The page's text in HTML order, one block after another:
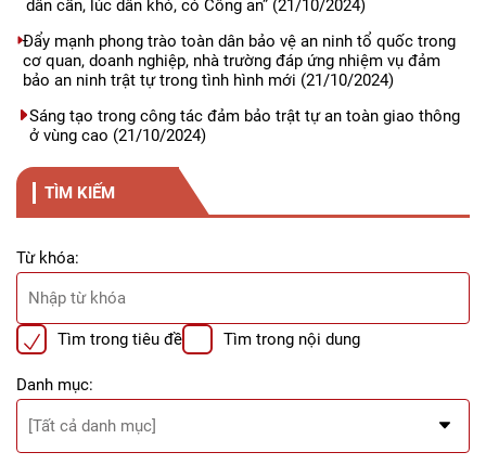
dân cần, lúc dân khó, có Công an” (21/10/2024)
Đẩy mạnh phong trào toàn dân bảo vệ an ninh tổ quốc trong
cơ quan, doanh nghiệp, nhà trường đáp ứng nhiệm vụ đảm
bảo an ninh trật tự trong tình hình mới (21/10/2024)
Sáng tạo trong công tác đảm bảo trật tự an toàn giao thông
ở vùng cao (21/10/2024)
TÌM KIẾM
Từ khóa:
Tìm trong tiêu đề Tìm trong nội dung
Danh mục: